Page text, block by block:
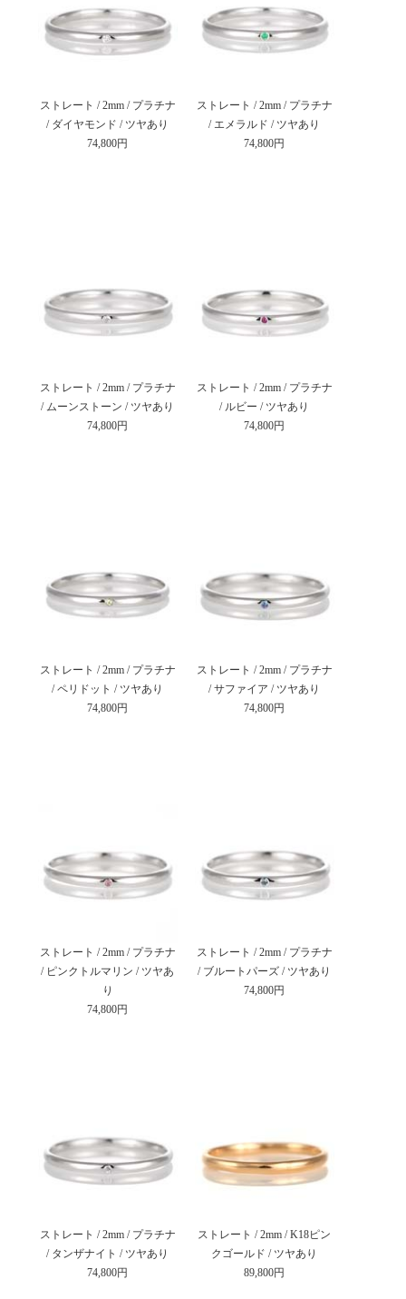
ストレート / 2mm / プラチナ
/ ダイヤモンド / ツヤあり
74,800円
ストレート / 2mm / プラチナ
/ エメラルド / ツヤあり
74,800円
ストレート / 2mm / プラチナ
/ ムーンストーン / ツヤあり
74,800円
ストレート / 2mm / プラチナ
/ ルビー / ツヤあり
74,800円
ストレート / 2mm / プラチナ
/ ペリドット / ツヤあり
74,800円
ストレート / 2mm / プラチナ
/ サファイア / ツヤあり
74,800円
ストレート / 2mm / プラチナ
/ ピンクトルマリン / ツヤあ
り
74,800円
ストレート / 2mm / プラチナ
/ ブルートパーズ / ツヤあり
74,800円
ストレート / 2mm / プラチナ
/ タンザナイト / ツヤあり
74,800円
ストレート / 2mm / K18ピン
クゴールド / ツヤあり
89,800円